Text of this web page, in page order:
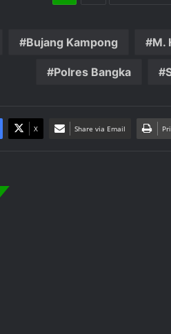
Bujang Kampong M.
Polres Bangka
X Share via Email